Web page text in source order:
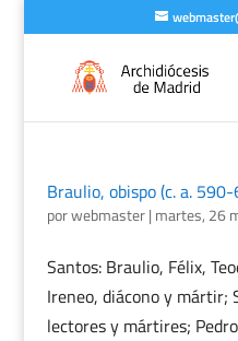
Braulio, obispo (c. a.
porwebmaster| martes, 26
Santos: Braulio, Félix,
Ireneo, diácono y mártir;
lectores y mártires;